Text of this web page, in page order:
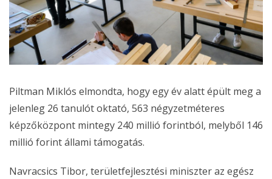
Piltman Miklós elmondta, hogy egy év alatt épült meg a
jelenleg 26 tanulót oktató, 563 négyzetméteres
képzőközpont mintegy 240 millió forintból, melyből 146
millió forint állami támogatás.
Navracsics Tibor, területfejlesztési miniszter az egész